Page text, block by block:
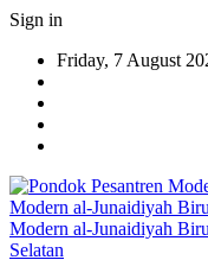
Sign in
Friday, 7 August
Modern al-Junaidiyah
Modern al-Junaidiyah
Selatan